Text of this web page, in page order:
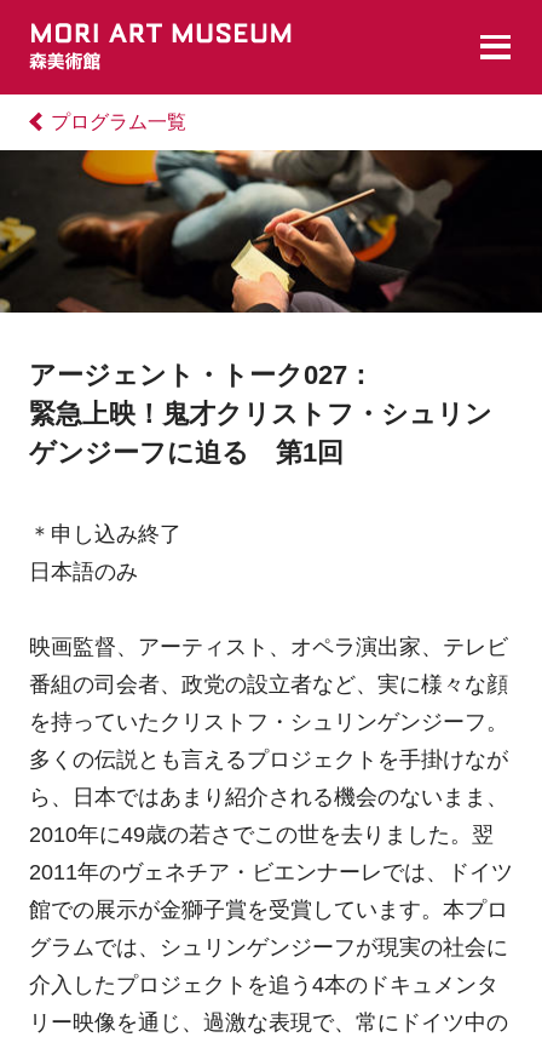
プログラム一覧
アージェント・トーク027：
緊急上映！鬼才クリストフ・シュリン
ゲンジーフに迫る 第1回
＊申し込み終了
日本語のみ
映画監督、アーティスト、オペラ演出家、テレビ
番組の司会者、政党の設立者など、実に様々な顔
を持っていたクリストフ・シュリンゲンジーフ。
多くの伝説とも言えるプロジェクトを手掛けなが
ら、日本ではあまり紹介される機会のないまま、
2010年に49歳の若さでこの世を去りました。翌
2011年のヴェネチア・ビエンナーレでは、ドイツ
館での展示が金獅子賞を受賞しています。本プロ
グラムでは、シュリンゲンジーフが現実の社会に
介入したプロジェクトを追う4本のドキュメンタ
リー映像を通じ、過激な表現で、常にドイツ中の